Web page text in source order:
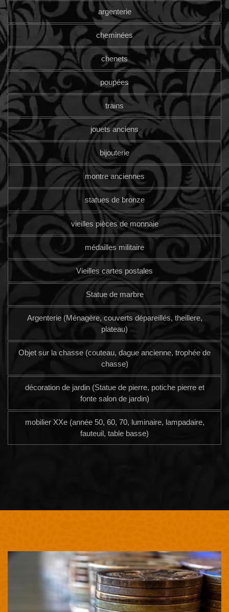
argenterie
cheminées
chenets
poupées
trains
jouets anciens
bijouterie
montre anciennes
statues de bronze
vieilles pièces de monnaie
médailles militaire
Vieilles cartes postales
Statue de marbre
Argenterie (Ménagère, couverts dépareillés, theillere,
plateau)
Objet sur la chasse (couteau, dague ancienne, trophée de
chasse)
décoration de jardin (Statue de pierre, potiche pierre et
fonte salon de jardin)
mobilier XXe (année 50, 60, 70, luminaire, lampadaire,
fauteuil, table basse)